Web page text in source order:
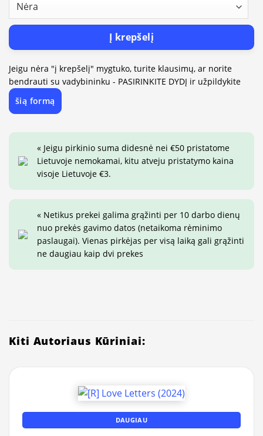
Į krepšelį
Jeigu nėra "į krepšelį" mygtuko, turite klausimų, ar norite
bendrauti su vadybininku - PASIRINKITE DYDĮ ir užpildykite
šią formą
« Jeigu pirkinio suma didesnė nei €50 pristatome
Lietuvoje nemokamai, kitu atveju pristatymo kaina
visoje Lietuvoje €3.
« Netikus prekei galima grąžinti per 10 darbo dienų
nuo prekės gavimo datos (netaikoma rėminimo
paslaugai). Vienas pirkėjas per visą laiką gali grąžinti
ne daugiau kaip dvi prekes
Kiti Autoriaus Kūriniai:
DAUGIAU